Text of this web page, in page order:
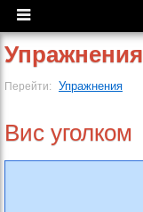
Упражнения
Перейти: Упражнения
Вис уголком